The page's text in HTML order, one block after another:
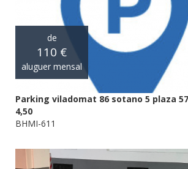
de
110 €
aluguer mensal
Parking viladomat 86 sotano 5 plaza
4,50
BHMI-611